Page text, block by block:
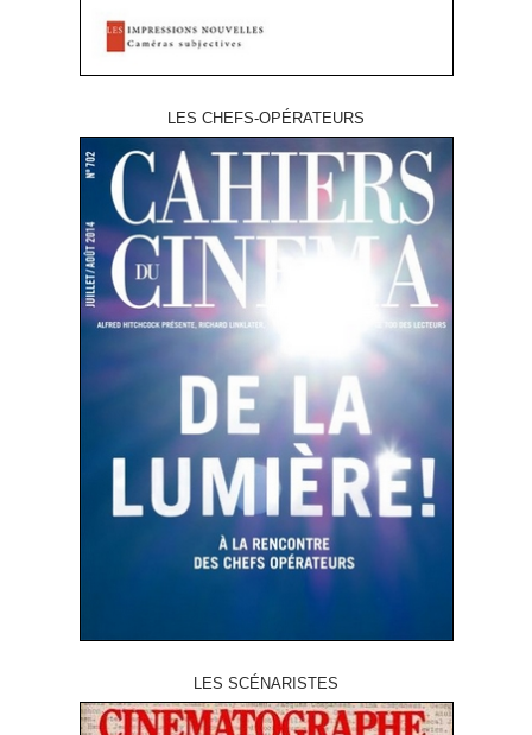
LES CHEFS-OPÉRATEURS
LES SCÉNARISTES